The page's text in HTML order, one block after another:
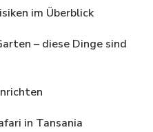
im Überblick
– diese Dinge sind
in Tansania